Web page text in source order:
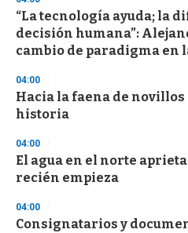
“La tecnología ayuda; la
decisión humana”:
cambio de paradigma
04:00
Hacia la faena de novillos
historia
04:00
El agua en el norte
recién empieza
04:00
Consignatarios y